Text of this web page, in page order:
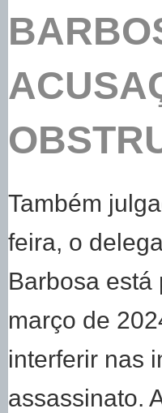
Também
feira, o
Barbosa está
março de
interferir nas
assassinato.